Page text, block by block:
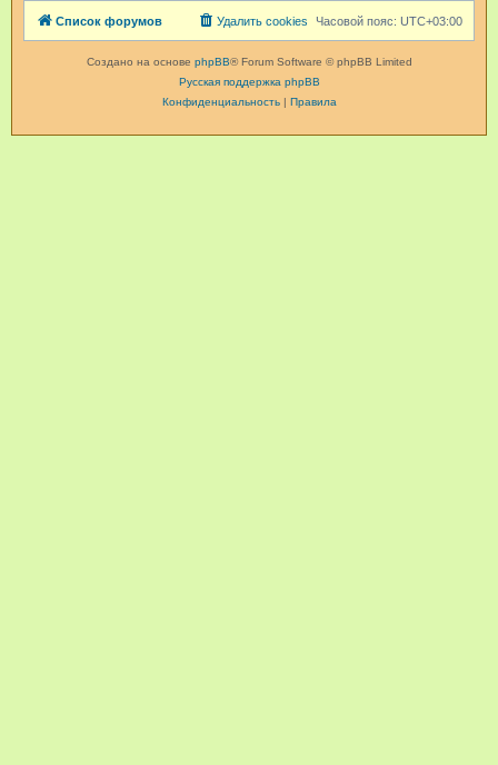
Список форумов Часовой пояс: UTC+03:00
Удалить cookies
Создано на основе phpBB® Forum Software © phpBB Limited
Русская поддержка phpBB
Конфиденциальность| Правила